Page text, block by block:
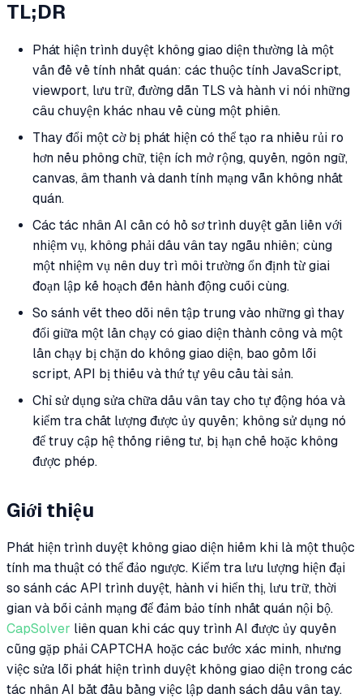
TL;DR
Phát hiện trình duyệt không giao diện thường là một
vấn đề về tính nhất quán: các thuộc tính JavaScript,
viewport, lưu trữ, đường dẫn TLS và hành vi nói những
câu chuyện khác nhau về cùng một phiên.
Thay đổi một cờ bị phát hiện có thể tạo ra nhiều rủi ro
hơn nếu phông chữ, tiện ích mở rộng, quyền, ngôn ngữ,
canvas, âm thanh và danh tính mạng vẫn không nhất
quán.
Các tác nhân AI cần có hồ sơ trình duyệt gắn liền với
nhiệm vụ, không phải dấu vân tay ngẫu nhiên; cùng
một nhiệm vụ nên duy trì môi trường ổn định từ giai
đoạn lập kế hoạch đến hành động cuối cùng.
So sánh vết theo dõi nên tập trung vào những gì thay
đổi giữa một lần chạy có giao diện thành công và một
lần chạy bị chặn do không giao diện, bao gồm lỗi
script, API bị thiếu và thứ tự yêu cầu tài sản.
Chỉ sử dụng sửa chữa dấu vân tay cho tự động hóa và
kiểm tra chất lượng được ủy quyền; không sử dụng nó
để truy cập hệ thống riêng tư, bị hạn chế hoặc không
được phép.
Giới thiệu
Phát hiện trình duyệt không giao diện hiếm khi là một thuộc
tính ma thuật có thể đảo ngược. Kiểm tra lưu lượng hiện đại
so sánh các API trình duyệt, hành vi hiển thị, lưu trữ, thời
gian và bối cảnh mạng để đảm bảo tính nhất quán nội bộ.
CapSolver liên quan khi các quy trình AI được ủy quyền
cũng gặp phải CAPTCHA hoặc các bước xác minh, nhưng
việc sửa lỗi phát hiện trình duyệt không giao diện trong các
tác nhân AI bắt đầu bằng việc lập danh sách dấu vân tay.